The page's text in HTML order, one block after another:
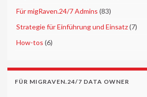
Für migRaven.24/7 Admins (83)
Strategie für Einführung und Einsatz(7)
How-tos (6)
FÜR MIGRAVEN.24/7 DATA OWNER